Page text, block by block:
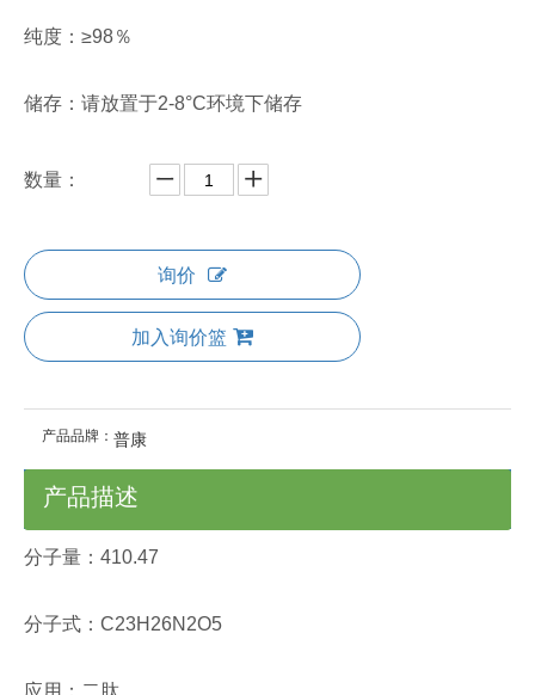
纯度：≥98％
储存：请放置于2-8°C环境下储存
数量：
询价
加入询价篮
产品品牌： 普康
产品描述
分子量：410.47
分子式：C23H26N2O5
应用：二肽